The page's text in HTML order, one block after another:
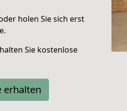
holen Sie sich erst
Sie kostenlose
erhalten